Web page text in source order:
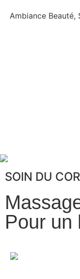
Ambiance Beauté,
SOIN DU
Pour un